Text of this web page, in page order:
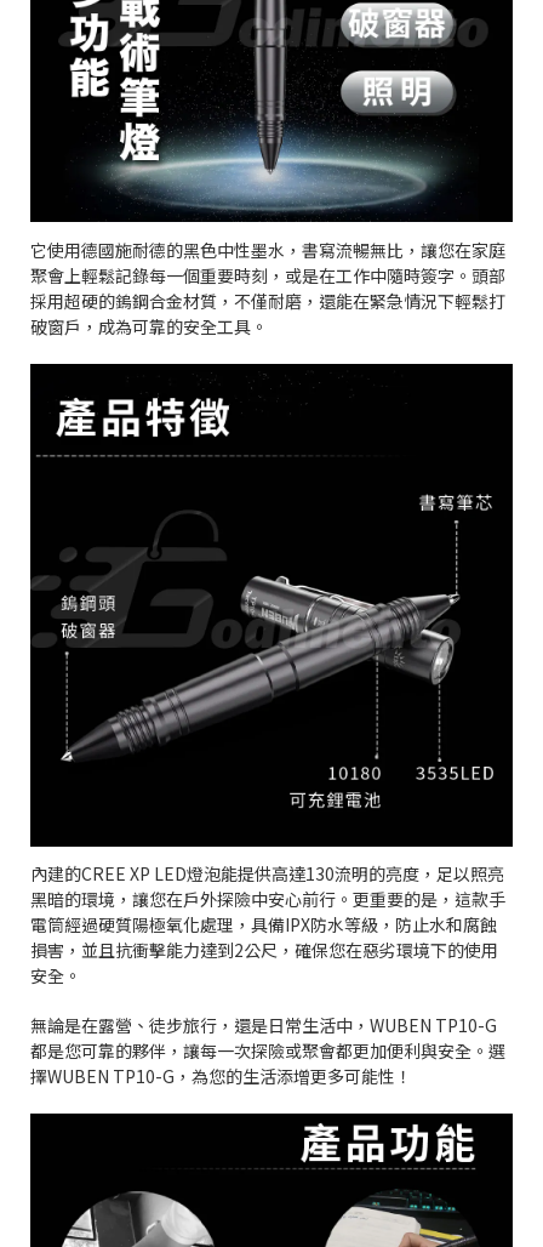
它使用德國施耐德的黑色中性墨水，書寫流暢無比，讓您在家庭
聚會上輕鬆記錄每一個重要時刻，或是在工作中隨時簽字。頭部
採用超硬的鎢鋼合金材質，不僅耐磨，還能在緊急情況下輕鬆打
破窗戶，成為可靠的安全工具。
內建的CREE XP LED燈泡能提供高達130流明的亮度，足以照亮
黑暗的環境，讓您在戶外探險中安心前行。更重要的是，這款手
電筒經過硬質陽極氧化處理，具備IPX防水等級，防止水和腐蝕
損害，並且抗衝擊能力達到2公尺，確保您在惡劣環境下的使用
安全。
無論是在露營、徒步旅行，還是日常生活中，WUBEN TP10-G
都是您可靠的夥伴，讓每一次探險或聚會都更加便利與安全。選
擇WUBEN TP10-G，為您的生活添增更多可能性！